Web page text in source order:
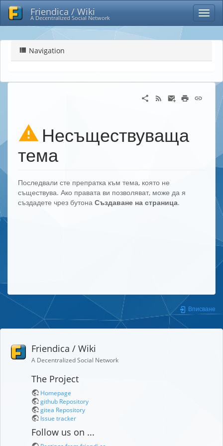
Friendica / Wiki
A Decentralized Social Network
Navigation
Несъществуваща
тема
Последвали сте препратка към тема, която не
съществува. Ако правата ви позволяват, може да я
създадете чрез бутона Създаване на страница.
Вписване
Friendica / Wiki
A Decentralized Social Network
The Project
Homepage
github Repository
gitea Repository
Issue tracker
Follow us on ...